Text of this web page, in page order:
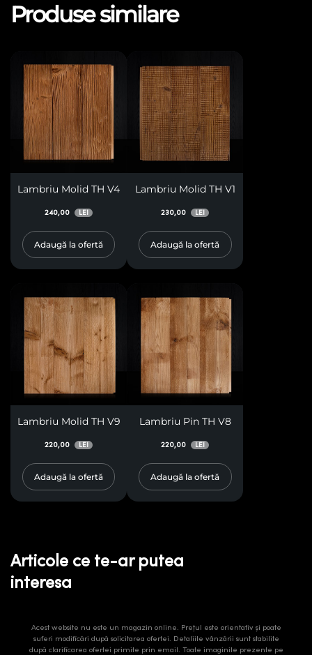
Produse similare
Lambriu Molid TH V4
240,00 LEI
Adaugă la ofertă
Lambriu Molid TH V1
230,00 LEI
Adaugă la ofertă
Lambriu Molid TH V9
220,00 LEI
Adaugă la ofertă
Lambriu Pin TH V8
220,00 LEI
Adaugă la ofertă
Articole ce te-ar putea
interesa
Acest website nu este un magazin online. Prețul este orientativ și poate
suferi modificări după solicitarea ofertei. Detaliile vânzării sunt stabilite
după clarificarea ofertei primite prin email. Toate imaginile prezente pe